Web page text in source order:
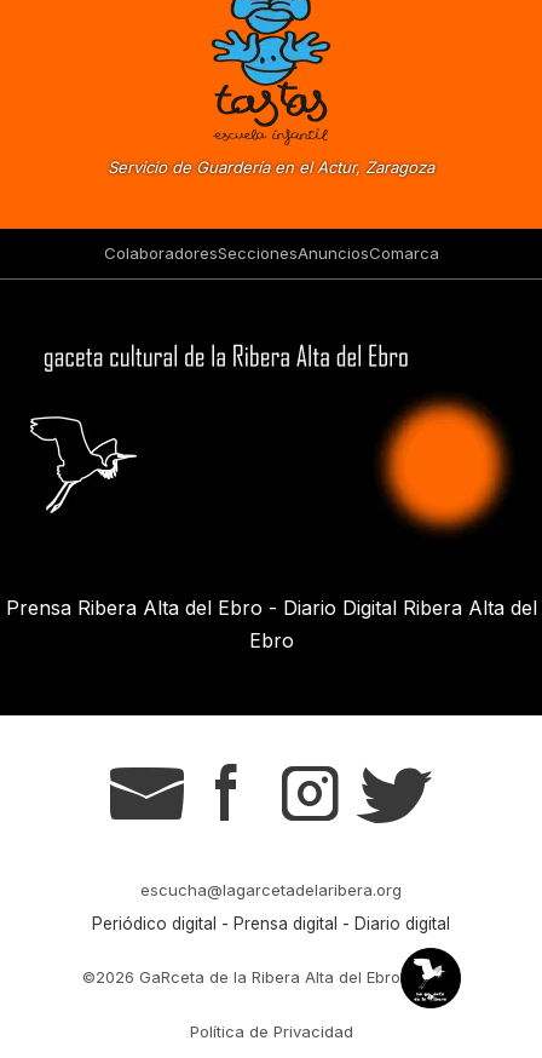
Servicio de Guardería en el Actur, Zaragoza
ColaboradoresSeccionesAnunciosComarca
Prensa Ribera Alta del Ebro - Diario Digital Ribera Alta del
Ebro
g s t r
escucha@lagarcetadelaribera.org
Periódico digital - Prensa digital - Diario digital
©2026 GaRceta de la Ribera Alta del Ebro
Política de Privacidad